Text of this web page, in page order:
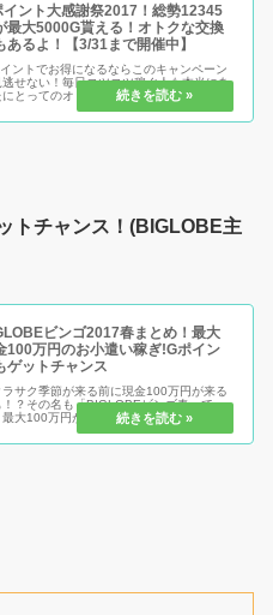
イント大感謝祭2017！総勢12345
最大5000G貰える！オトクな交換
あるよ！【3/31まで開催中】
ントでお得になるならこのキャンペーン
逃せない！毎日コツコツ稼ぐ人も本当にあ
とってのオトクな交換先を知っています
ぜひ、Gポイントでの稼ぐ意欲を高めるた
も、オトクなキャンペーン＆交換先で誰よ
トチャンス！(BIGLOBE主
ビンゴ2017春まとめ！最大
100万円のお小遣い稼ぎ!Gポイン
ゲットチャンス
ラサク季節が来る前に現金100万円が来る
！？その名も「BIGLOBEビンゴ春」で
大100万円が先着1名で当たる！ 無料で
出来て誰でもチャンスあり！そのチャンス
むためにも、まずは参加していきましょ